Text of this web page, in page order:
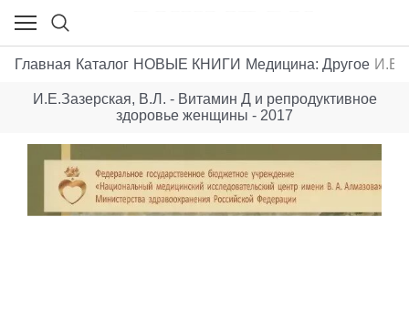
Главная Каталог НОВЫЕ КНИГИ Медицина: Другое
И.Е.Зазерская, В.Л. - Витамин Д и репродуктивное
здоровье женщины - 2017